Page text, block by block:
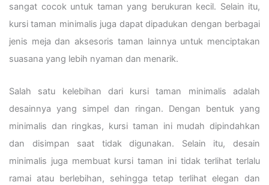
sangat cocok untuk taman yang berukuran kecil. Selain itu,
kursi taman minimalis juga dapat dipadukan dengan berbagai
jenis meja dan aksesoris taman lainnya untuk menciptakan
suasana yang lebih nyaman dan menarik.
Salah satu kelebihan dari kursi taman minimalis adalah
desainnya yang simpel dan ringan. Dengan bentuk yang
minimalis dan ringkas, kursi taman ini mudah dipindahkan
dan disimpan saat tidak digunakan. Selain itu, desain
minimalis juga membuat kursi taman ini tidak terlihat terlalu
ramai atau berlebihan, sehingga tetap terlihat elegan dan